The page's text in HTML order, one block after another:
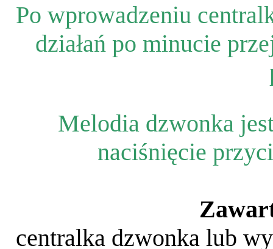
Po wprowadzeniu
działań po minucie
Melodia dzwonka
naciśnięcie
centralka dzwonka lub